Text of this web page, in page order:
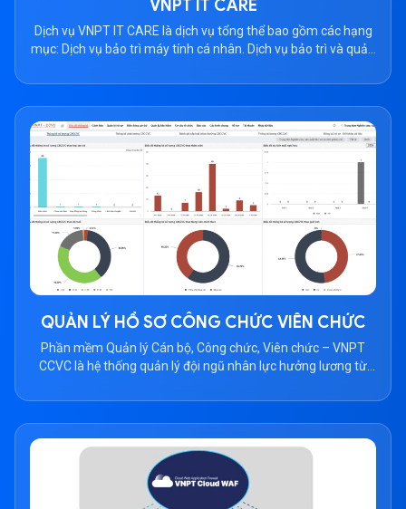
VNPT IT CARE
Dịch vụ VNPT IT CARE là dịch vụ tổng thể bao gồm các hạng
mục: Dịch vụ bảo trì máy tính cá nhân. Dịch vụ bảo trì và quản
chủ. Dịch vụ bảo trì và quản trị mạng viễn thông. Dịch […]
QUẢN LÝ HỒ SƠ CÔNG CHỨC VIÊN CHỨC
Phần mềm Quản lý Cán bộ, Công chức, Viên chức – VNPT
CCVC là hệ thống quản lý đội ngũ nhân lực hưởng lương từ
hội, đoàn thể, tổ chức Đảng, tổ chức chính trị- xã hội,… Dịch vụ
dành cho đối tượng […]